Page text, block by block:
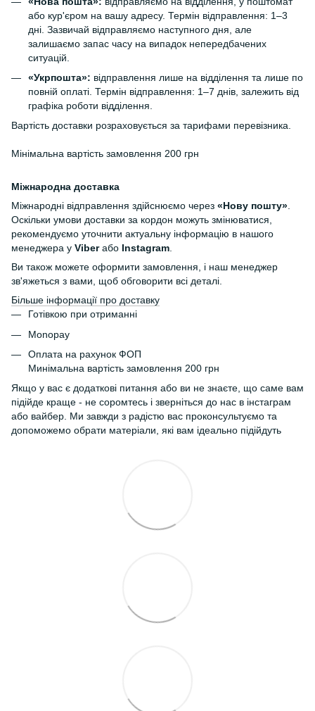
або кур'єром на вашу адресу. Термін відправлення: 1–3
дні. Зазвичай відправляємо наступного дня, але
залишаємо запас часу на випадок непередбачених
ситуацій.
«Укрпошта»: відправлення лише на відділення та лише по
повній оплаті. Термін відправлення: 1–7 днів, залежить від
графіка роботи відділення.
Вартість доставки розраховується за тарифами перевізника.
Мінімальна вартість замовлення 200 грн
Міжнародна доставка
Міжнародні відправлення здійснюємо через «Нову пошту».
Оскільки умови доставки за кордон можуть змінюватися,
рекомендуємо уточнити актуальну інформацію в нашого
менеджера у Viberабо Instagram.
Ви також можете оформити замовлення, і наш менеджер
зв'яжеться з вами, щоб обговорити всі деталі.
Більше інформації про доставку
Готівкою при отриманні
Monopay
Оплата на рахунок ФОП
Минімальна вартість замовлення 200 грн
Якщо у вас є додаткові питання або ви не знаєте, що саме вам
підійде краще - не соромтесь і зверніться до нас в інстаграм
або вайбер. Ми завжди з радістю вас проконсультуємо та
допоможемо обрати матеріали, які вам ідеально підійдуть